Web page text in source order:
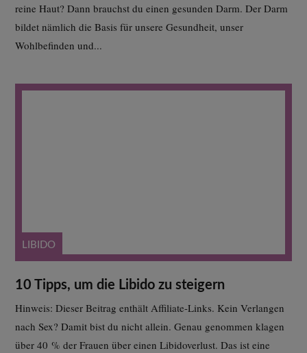
reine Haut? Dann brauchst du einen gesunden Darm. Der Darm
bildet nämlich die Basis für unsere Gesundheit, unser
Wohlbefinden und...
LIBIDO
10 Tipps, um die Libido zu steigern
Hinweis: Dieser Beitrag enthält Affiliate-Links. Kein Verlangen
nach Sex? Damit bist du nicht allein. Genau genommen klagen
über 40 % der Frauen über einen Libidoverlust. Das ist eine